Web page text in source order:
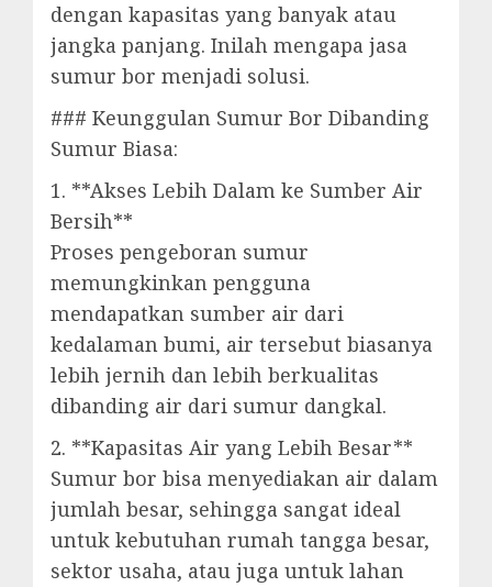
dengan kapasitas yang banyak atau
jangka panjang. Inilah mengapa jasa
sumur bor menjadi solusi.
### Keunggulan Sumur Bor Dibanding
Sumur Biasa:
1. **Akses Lebih Dalam ke Sumber Air
Bersih**
Proses pengeboran sumur
memungkinkan pengguna
mendapatkan sumber air dari
kedalaman bumi, air tersebut biasanya
lebih jernih dan lebih berkualitas
dibanding air dari sumur dangkal.
2. **Kapasitas Air yang Lebih Besar**
Sumur bor bisa menyediakan air dalam
jumlah besar, sehingga sangat ideal
untuk kebutuhan rumah tangga besar,
sektor usaha, atau juga untuk lahan